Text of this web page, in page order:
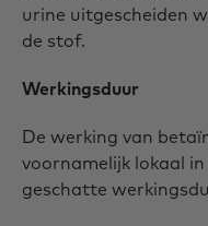
urine uitgescheiden
de stof.
Werkingsduur
De werking van
voornamelijk lokaal
geschatte